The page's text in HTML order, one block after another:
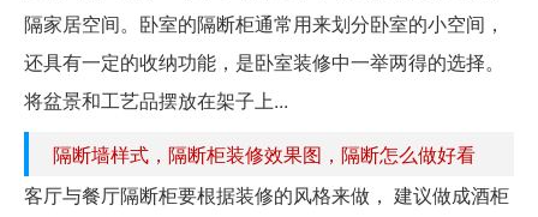
隔家居空间。卧室的隔断柜通常用来划分卧室的小空间，
还具有一定的收纳功能，是卧室装修中一举两得的选择。
将盆景和工艺品摆放在架子上...
隔断墙样式，隔断柜装修效果图，隔断怎么做好看
客厅与餐厅隔断柜要根据装修的风格来做， 建议做成酒柜